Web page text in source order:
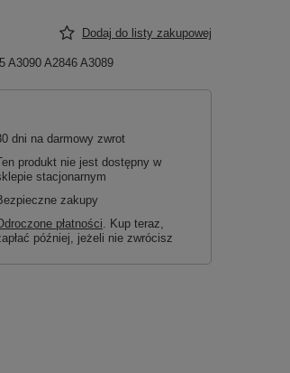
Dodaj do listy zakupowej
A3090 A2846 A3089
dni na darmowy zwrot
produkt nie jest dostępny w
stacjonarnym
zakupy
płatności. Kup teraz,
później, jeżeli nie zwrócisz